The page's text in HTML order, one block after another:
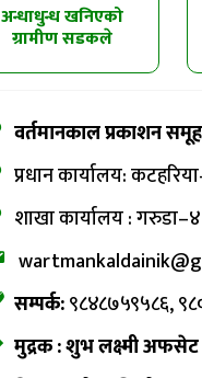
अन्धाधुन्ध खनिएको
ग्रामीण सडकले
खसेको शंका
वर्तमानकाल प्रकाशन समूह
प्रधान कार्यालय:
शाखा कार्यालय :
सम्पर्क:९८४८७५९५८६,
मुद्रक : शुभ लक्ष्मी अफसेट